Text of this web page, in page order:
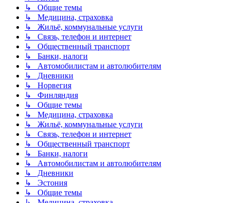
↳ Общие темы
↳ Медицина, страховка
↳ Жильё, коммунальные услуги
↳ Связь, телефон и интернет
↳ Общественный транспорт
↳ Банки, налоги
↳ Автомобилистам и автолюбителям
↳ Дневники
↳ Норвегия
↳ Финляндия
↳ Общие темы
↳ Медицина, страховка
↳ Жильё, коммунальные услуги
↳ Связь, телефон и интернет
↳ Общественный транспорт
↳ Банки, налоги
↳ Автомобилистам и автолюбителям
↳ Дневники
↳ Эстония
↳ Общие темы